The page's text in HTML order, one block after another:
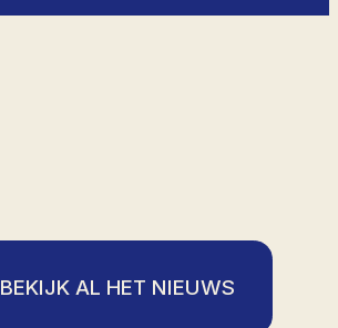
BEKIJK AL HET NIEUWS